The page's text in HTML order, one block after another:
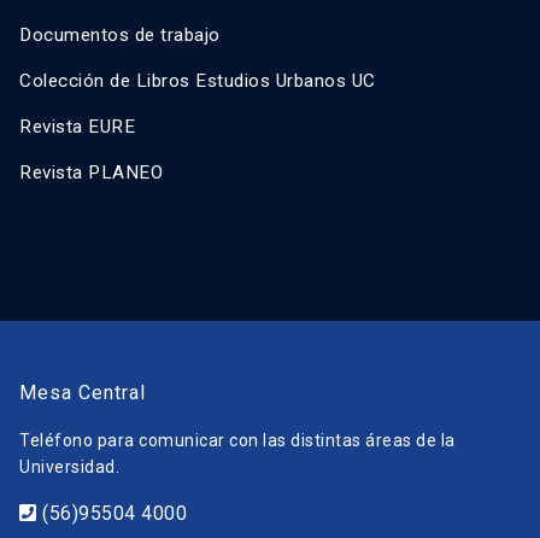
Documentos de trabajo
Colección de Libros Estudios Urbanos UC
Revista EURE
Revista PLANEO
Mesa Central
Teléfono para comunicar con las distintas áreas de la
Universidad.
(56)95504 4000